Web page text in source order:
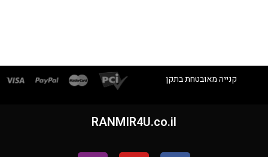
קנייה מאובטחת בתקן
RANMIR4U.co.il